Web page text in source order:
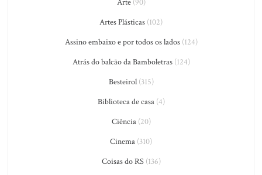
Artes Plásticas (102)
Assino embaixo e por todos os lados(124)
Atrás do balcão da Bamboletras(124)
Besteirol(315)
Biblioteca de casa(4)
Ciência(20)
Cinema (310)
Coisas do RS(136)